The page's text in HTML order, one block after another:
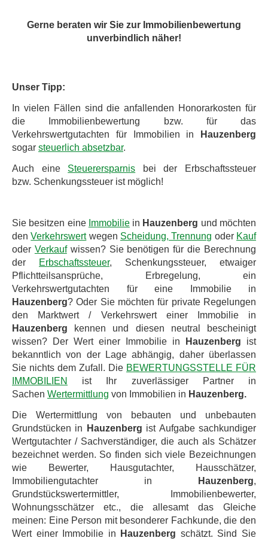
Gerne beraten wir Sie zur Immobilienbewertung
unverbindlich näher!
Unser Tipp:
In vielen Fällen sind die anfallenden Honorarkosten für
die Immobilienbewertung bzw. für das
Verkehrswertgutachten für Immobilien in
Hauzenberg
sogar steuerlich absetzbar.
Auch eine Steuerersparnis bei der Erbschaftssteuer
bzw. Schenkungssteuer ist möglich!
Sie besitzen eine Immobiliein Hauzenberg und möchten
denVerkehrswertwegen Scheidung, Trennung oder Kauf
oder Verkaufwissen? Sie benötigen für die Berechnung
der
Erbschaftssteuer, Schenkungssteuer, etwaiger
Pflichtteilsansprüche, Erbregelung, ein
Verkehrswertgutachten für eine Immobilie in
Hauzenberg? Oder Sie möchten für private Regelungen
den Marktwert / Verkehrswert einer Immobilie in
Hauzenberg kennen und diesen neutral bescheinigt
wissen? Der Wert einer Immobilie in
Hauzenberg ist
bekanntlich von der Lage abhängig, daher überlassen
Sie nichts dem Zufall. Die BEWERTUNGSSTELLE FÜR
IMMOBILIEN
ist Ihr zuverlässiger Partner in
Sachen Wertermittlung von Immobilien in Hauzenberg.
Die Wertermittlung von bebauten und unbebauten
Grundstücken in
Hauzenberg ist Aufgabe sachkundiger
Wertgutachter / Sachverständiger, die auch als Schätzer
bezeichnet werden. So finden sich viele Bezeichnungen
wie Bewerter, Hausgutachter, Hausschätzer,
Immobiliengutachter in
Hauzenberg,
Grundstückswertermittler, Immobilienbewerter,
Wohnungsschätzer etc., die allesamt das Gleiche
meinen: Eine Person mit besonderer Fachkunde, die den
Wert einer Immobilie in
Hauzenberg schätzt. Sind Sie